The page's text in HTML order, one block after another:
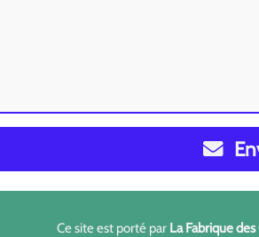
Ce site est porté par La Fabrique